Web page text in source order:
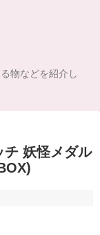
物などを紹介し
妖怪メダル